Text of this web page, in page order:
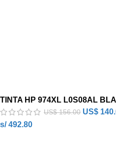
TINTA HP 974XL L0S08AL
US$156.00 US$
s/ 492.80